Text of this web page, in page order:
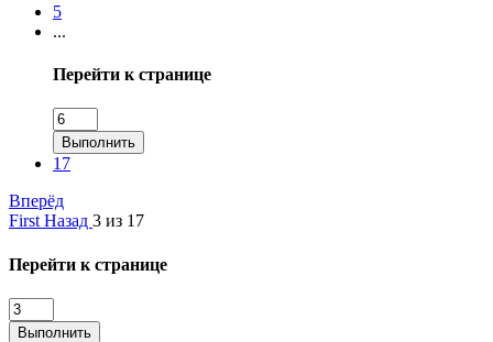
5
...
Перейти к странице
Выполнить
17
Вперёд
First Назад 3 из 17
Перейти к странице
Выполнить